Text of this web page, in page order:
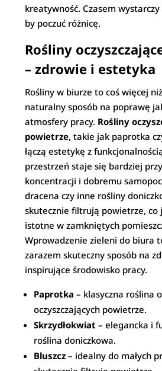
kreatywność. Czasem
by poczuć różnicę.
Rośliny
– zdrowie i estetyka
Rośliny w biurze to coś więcej
naturalny sposób na poprawę
atmosfery pracy. Rośliny
powietrze, takie jak paprotka
łączą estetykę z
przestrzeń staje się bardziej
koncentracji i dobremu
dracena czy inne rośliny
skutecznie filtrują powietrze, co
istotne w zamkniętych
Wprowadzenie zieleni do biura
zarazem skuteczny sposób na
inspirujące środowisko pracy.
Paprotka – klasyczna roślina
oczyszczających powietrze.
Skrzydłokwiat – elegancka i
roślina doniczkowa.
Bluszcz – idealny do małych